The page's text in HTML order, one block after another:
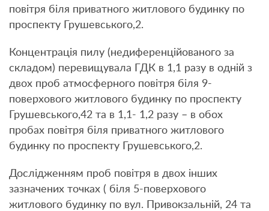
повітря біля приватного житлового будинку по
проспекту Грушевського,2.
Концентрація пилу (недиференційованого за
складом) перевищувала ГДК в 1,1 разу в одній з
двох проб атмосферного повітря біля 9-
поверхового житлового будинку по проспекту
Грушевського,42 та в 1,1- 1,2 разу – в обох
пробах повітря біля приватного житлового
будинку по проспекту Грушевського,2.
Дослідженням проб повітря в двох інших
зазначених точках ( біля 5-поверхового
житлового будинку по вул. Привокзальній, 24 та